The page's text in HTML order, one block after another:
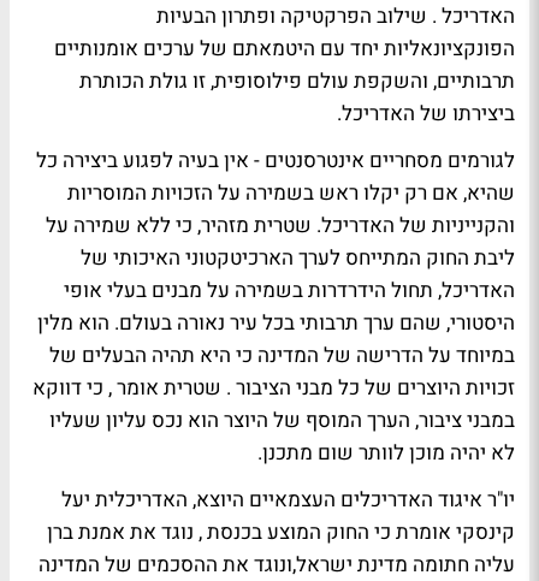
האדריכל . שילוב הפרקטיקה ופתרון הבעיות
הפונקציונאליות יחד עם היטמאתם של ערכים אומנותיים
תרבותיים, והשקפת עולם פילוסופית, זו גולת הכותרת
ביצירתו של האדריכל.
לגורמים מסחריים אינטרסנטים - אין בעיה לפגוע ביצירה כל
שהיא, אם רק יקלו ראש בשמירה על הזכויות המוסריות
והקנייניות של האדריכל. שטרית מזהיר, כי ללא שמירה על
ליבת החוק המתייחס לערך הארכיטקטוני האיכותי של
האדריכל, תחול הידרדרות בשמירה על מבנים בעלי אופי
היסטורי, שהם ערך תרבותי בכל עיר נאורה בעולם. הוא מלין
במיוחד על הדרישה של המדינה כי היא תהיה הבעלים של
זכויות היוצרים של כל מבני הציבור . שטרית אומר , כי דווקא
במבני ציבור, הערך המוסף של היוצר הוא נכס עליון שעליו
לא יהיה מוכן לוותר שום מתכנן.
יו"ר איגוד האדריכלים העצמאיים היוצא, האדריכלית יעל
קינסקי אומרת כי החוק המוצע בכנסת , נוגד את אמנת ברן
עליה חתומה מדינת ישראל,ונוגד את ההסכמים של המדינה